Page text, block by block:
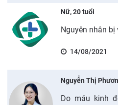
Nữ, 20 tuổi
Nguyên nhân bị
14/08/2021
Nguyễn Thị
Do máu kinh